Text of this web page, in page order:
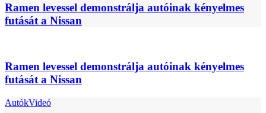
Ramen levessel demonstrálja autóinak kényelmes
futását a Nissan
Ramen levessel demonstrálja autóinak kényelmes
futását a Nissan
AutókVideó